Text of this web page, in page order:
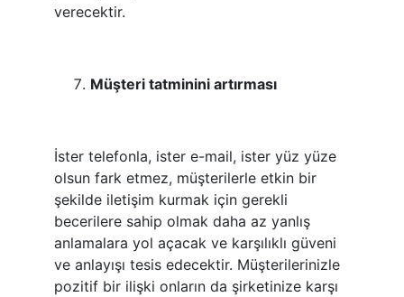
verecektir.
Müşteri tatminini artırması
İster telefonla, ister e-mail, ister yüz yüze
olsun fark etmez, müşterilerle etkin bir
şekilde iletişim kurmak için gerekli
becerilere sahip olmak daha az yanlış
anlamalara yol açacak ve karşılıklı güveni
ve anlayışı tesis edecektir. Müşterilerinizle
pozitif bir ilişki onların da şirketinize karşı